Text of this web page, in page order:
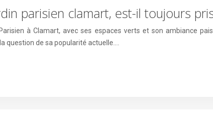
parisien clamart, est-il toujours
à Clamart, avec ses espaces verts et son ambiance
question de sa popularité actuelle….